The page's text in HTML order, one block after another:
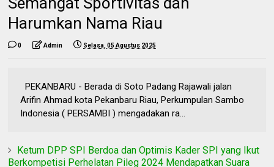
Harumkan Nama Riau
0 Admin Selasa, 05 Agustus 2025
PEKANBARU - Berada di Soto Padang Rajawali jalan
Arifin Ahmad kota Pekanbaru Riau, Perkumpulan Sambo
Indonesia ( PERSAMBI ) mengadakan ra...
Ketum DPP SPI Berdoa dan Optimis Kader SPI yang Ikut
Berkompetisi Perhelatan Pileg 2024 Mendapatkan Suara